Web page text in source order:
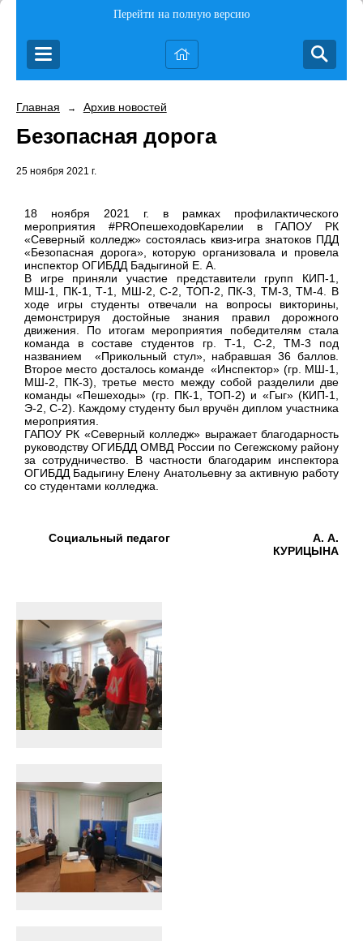
Перейти на полную версию
Главная → Архив новостей
Безопасная дорога
25 ноября 2021 г.
18 ноября 2021 г. в рамках профилактического
мероприятия #PROпешеходовКарелии в ГАПОУ РК
«Северный колледж» состоялась квиз-игра знатоков ПДД
«Безопасная дорога», которую организовала и провела
инспектор ОГИБДД Бадыгиной Е. А.
В игре приняли участие представители групп КИП-1,
МШ-1, ПК-1, Т-1, МШ-2, С-2, ТОП-2, ПК-3, ТМ-3, ТМ-4. В
ходе игры студенты отвечали на вопросы викторины,
демонстрируя достойные знания правил дорожного
движения. По итогам мероприятия победителям стала
команда в составе студентов гр. Т-1, С-2, ТМ-3 под
названием «Прикольный стул», набравшая 36 баллов.
Второе место досталось команде «Инспектор» (гр. МШ-1,
МШ-2, ПК-3), третье место между собой разделили две
команды «Пешеходы» (гр. ПК-1, ТОП-2) и «Гыг» (КИП-1,
Э-2, С-2). Каждому студенту был вручён диплом участника
мероприятия.
ГАПОУ РК «Северный колледж» выражает благодарность
руководству ОГИБДД ОМВД России по Сегежскому району
за сотрудничество. В частности благодарим инспектора
ОГИБДД Бадыгину Елену Анатольевну за активную работу
со студентами колледжа.
Социальный педагог А. А.
КУРИЦЫНА